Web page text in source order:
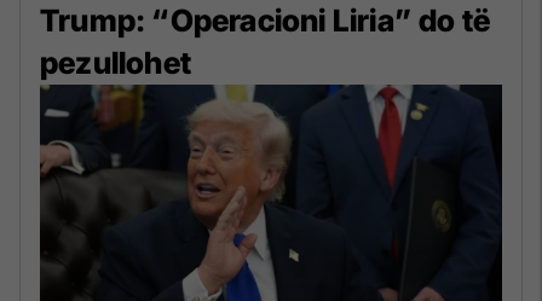
Trump: “Operacioni Liria” do të
pezullohet